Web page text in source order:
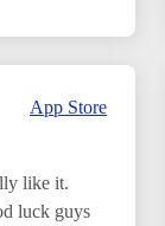
App Store
like it.
luck guys